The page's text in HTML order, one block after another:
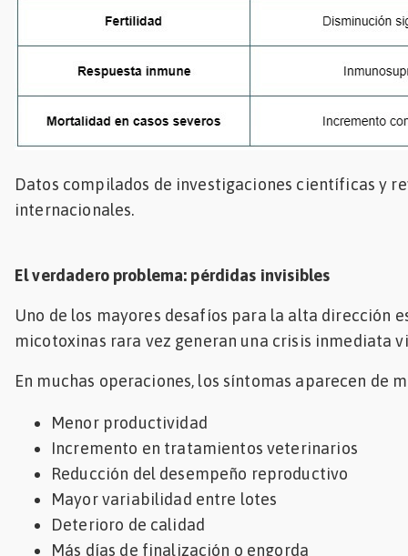
Datos compilados de investigaciones científicas y
internacionales.
El verdadero problema: pérdidas invisibles
Uno de los mayores desafíos para la alta dirección
micotoxinas rara vez generan una crisis inmediata
En muchas operaciones, los síntomas aparecen de
Menor productividad
Incremento en tratamientos veterinarios
Reducción del desempeño reproductivo
Mayor variabilidad entre lotes
Deterioro de calidad
Más días de finalización o engorda